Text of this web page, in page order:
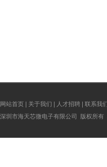
网站首页 关于我们 人才招聘
联系我
深圳市海天芯微电子有限公司 版权所有